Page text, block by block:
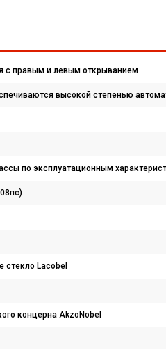
с правым и левым открыванием
высокой степенью
по эксплуатационным
Lacobel
концерна AkzoNobel